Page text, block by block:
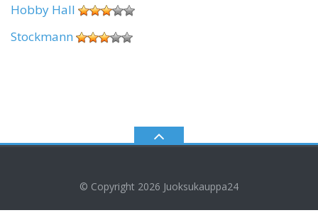
Hobby Hall
Stockmann
© Copyright 2026 Juoksukauppa24